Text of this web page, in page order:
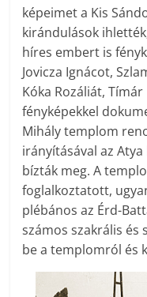
képeimet a Kis
kirándulások
híres embert is
Jovicza Ignácot,
Kóka Rozáliát,
fényképekkel
Mihály templom
irányításával az
bízták meg. A
foglalkoztatott,
plébános az Érd-
számos szakrális
be a templomról és